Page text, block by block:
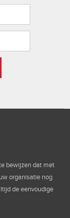
bewijzen dat met
organisatie nog
de eenvoudige